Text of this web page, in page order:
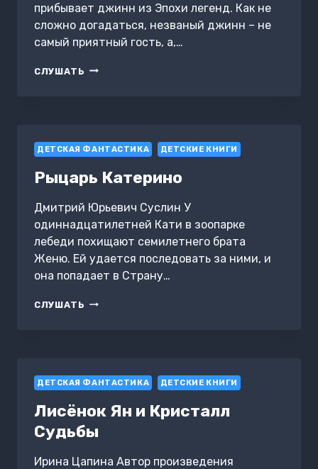
прибывает джинн из Эпохи легенд. Как не
сложно догадаться, незваный джинн – не
самый приятный гость, а,…
СЛУШАТЬ ГОСТЬ
ДЕТСКАЯ ФАНТАСТИКА ДЕТСКИЕ КНИГИ
Рыцарь Катерино
Дмитрий Юрьевич Суслин У
одиннадцатилетней Кати в зоопарке
лебеди похищают семилетнего брата
Женю. Ей удается последовать за ними, и
она попадает в Страну…
СЛУШАТЬ РЫЦАРЬ
ДЕТСКАЯ ФАНТАСТИКА ДЕТСКИЕ КНИГИ
Лисёнок Ян и Кристалл
Судьбы
Ирина Цапина Автор произведения